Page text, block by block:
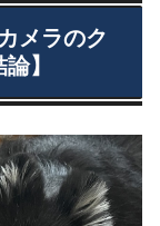
メラのク
】